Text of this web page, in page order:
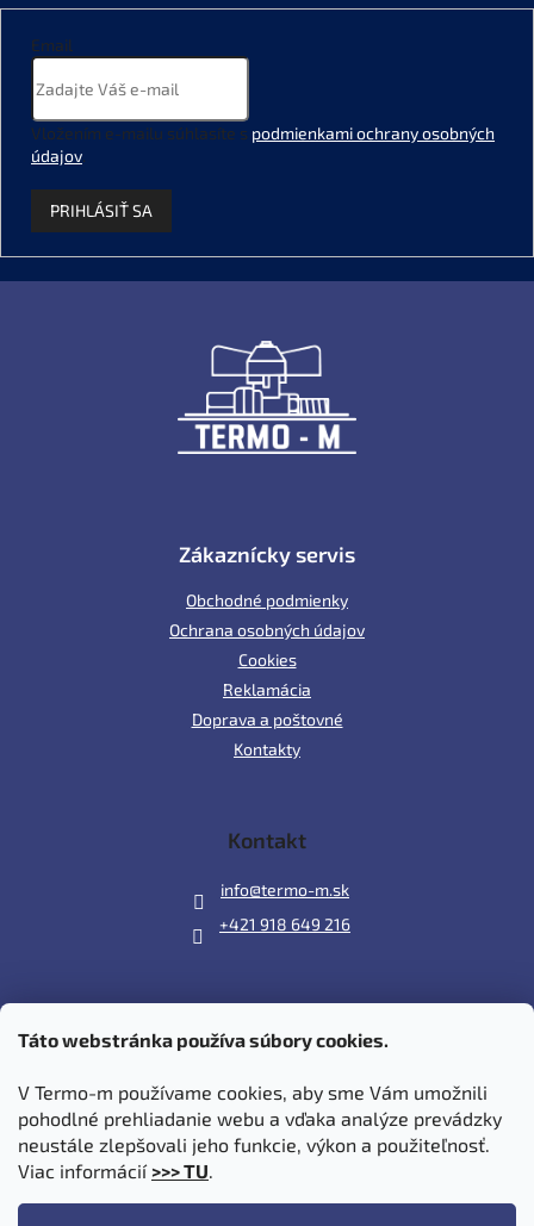
Táto webstránka používa súbory cookies.
V Termo-m používame cookies, aby sme Vám umožnili
pohodlné prehliadanie webu a vďaka analýze prevádzky
neustále zlepšovali jeho funkcie, výkon a použiteľnosť.
Viac informácií >>> TU.
Email
Vložením e-mailu súhlasíte s podmienkami ochrany osobných
údajov.
PRIHLÁSIŤ SA
Zákaznícky servis
Obchodné podmienky
Ochrana osobných údajov
Cookies
Reklamácia
Doprava a poštovné
Kontakty
Kontakt
info@termo-m.sk
+421 918 649 216
Prijímame online platby